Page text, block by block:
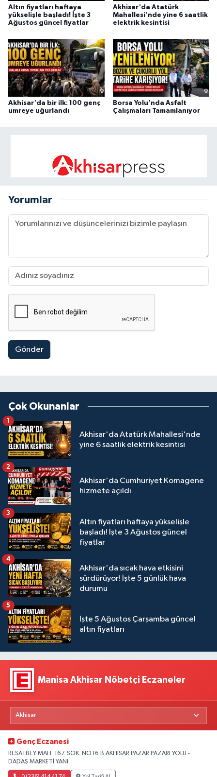
Altın fiyatları haftaya
yükselişle başladı! İşte 3
Ağustos güncel fiyatlar
Akhisar'da Atatürk
Mahallesi'nde yine 6 saatlik
elektrik kesintisi
Akhisar'da bir ilk: 100 genç
umreye uğurlandı
Borsa Yolu'nda Asfalt
Çalışmaları Tamamlanıyor
Yorumlar
Gönder
Çok Okunanlar
Akhisar'da Atatürk Mahallesi'nde
yine 6 saatlik elektrik kesintisi
1
Akhisar'da Cumhuriyet Komagene
hizmete açıldı
2
Altın fiyatları haftaya yükselişle
başladı! İşte 3 Ağustos güncel
fiyatlar
3
Akhisar'da sıcak hava etkisini
sürdürüyor! İşte 5 günlük hava
durumu
4
İşte 5 Ağustos Çarşamba güncel
altın fiyatları
5
Manisa Akhisar Nöbetçi Eczaneler
Genç Eczanesi
RESATBEY MAH. 167. SOK. NO.16 B AKHISAR PAZAR PAZARI YOLU -
DADAŞ MARKETİ YANI